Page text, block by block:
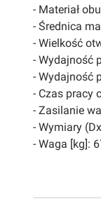
- Materiał
- Średnica
- Wielkość
- Wydajność
- Wydajność
- Czas pracy
- Zasilanie
- Wymiary
- Waga [kg]: